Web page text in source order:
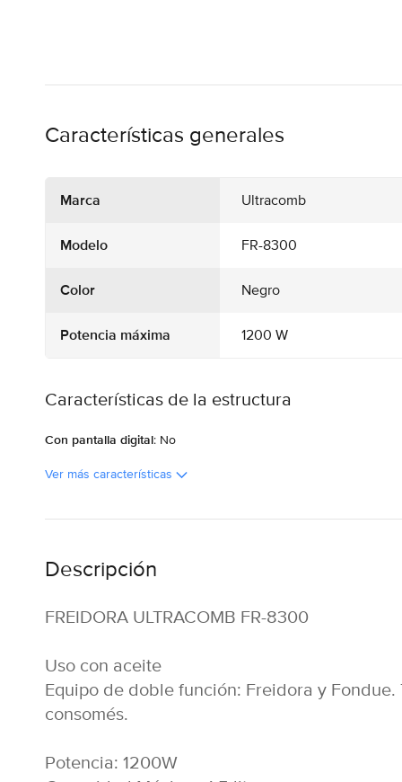
Características generales
Marca Ultracomb
Modelo FR-8300
Color Negro
Potencia máxima 1200 W
Características de la estructura
Con pantalla digital: No
Ver más características
Descripción
FREIDORA ULTRACOMB FR-8300
Uso con aceite
Equipo de doble función: Freidora y
consomés.
Potencia: 1200W